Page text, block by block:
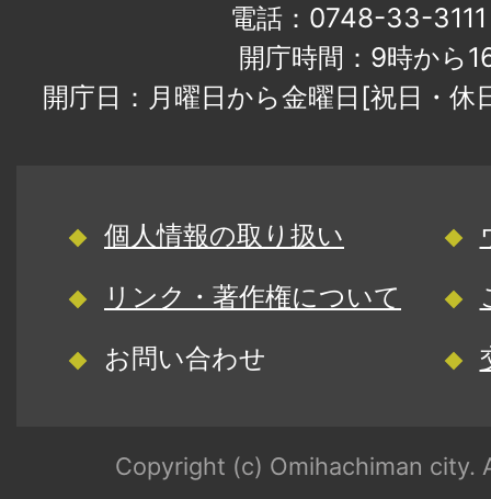
電話：0748-33-
開庁時間：9時から
開庁日：月曜日から金曜日[祝日・
個人情報の取り扱い
リンク・著作権について
お問い合わせ
Copyright (c) Omihachiman city.